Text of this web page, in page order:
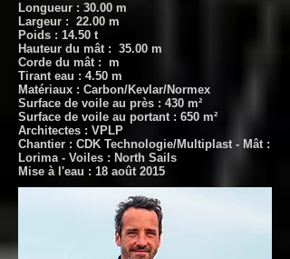
Longueur : 30.00 m
Largeur : 22.00 m
Poids : 14.50 t
Hauteur du mât : 35.00 m
Corde du mât : m
Tirant eau : 4.50 m
Matériaux : Carbon/Kevlar/Normex
Surface de voile au près : 430 m²
Surface de voile au portant : 650 m²
Architectes : VPLP
Chantier : CDK Technologie/Multiplast- Mât :
Lorima - Voiles : North Sails
Mise à l'eau : 18 août 2015